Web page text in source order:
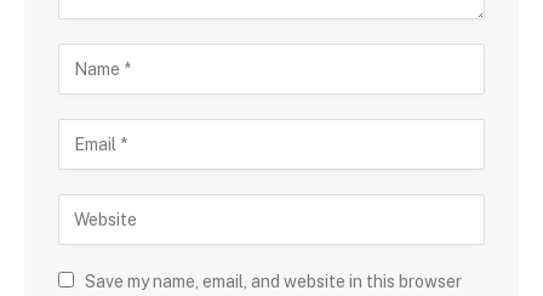
Save my name, email, and website in this browser